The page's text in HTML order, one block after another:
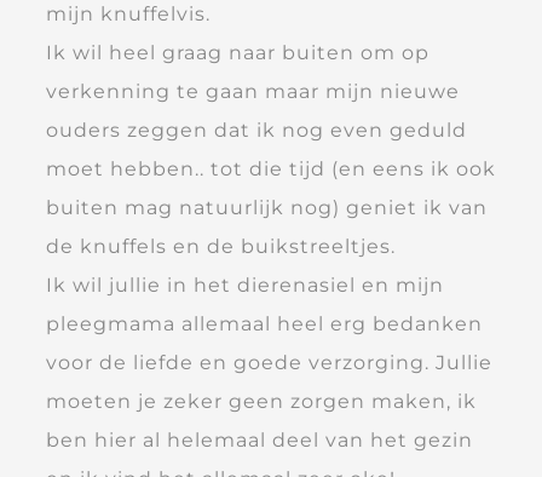
mijn knuffelvis.
Ik wil heel graag naar buiten om op
verkenning te gaan maar mijn nieuwe
ouders zeggen dat ik nog even geduld
moet hebben.. tot die tijd (en eens ik ook
buiten mag natuurlijk nog) geniet ik van
de knuffels en de buikstreeltjes.
Ik wil jullie in het dierenasiel en mijn
pleegmama allemaal heel erg bedanken
voor de liefde en goede verzorging. Jullie
moeten je zeker geen zorgen maken, ik
ben hier al helemaal deel van het gezin